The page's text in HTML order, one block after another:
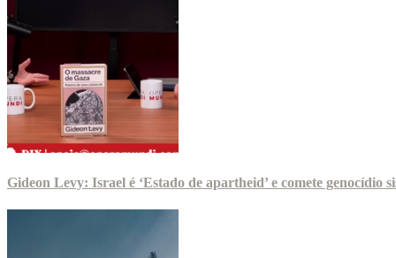
Gideon Levy: Israel é ‘Estado de apartheid’ e comete genocídio